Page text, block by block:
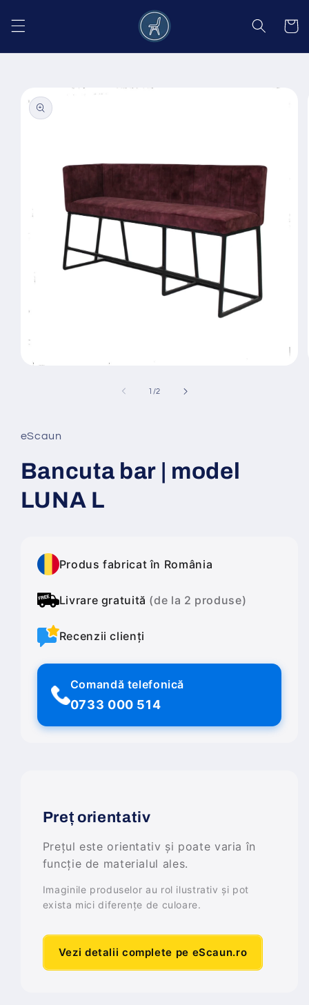
conținut
Coș
informațiile
despre
produs
fereastră
modală
1 /din
2
eScaun
Bancuta bar | model
LUNA L
Produs fabricat în România
Livrare gratuită (de la 2 produse)
Recenzii clienți
Comandă telefonică
0733 000 514
Preț orientativ
Prețul este orientativ și poate varia în
funcție de materialul ales.
Imaginile produselor au rol ilustrativ și pot
exista mici diferențe de culoare.
Vezi detalii complete pe eScaun.ro